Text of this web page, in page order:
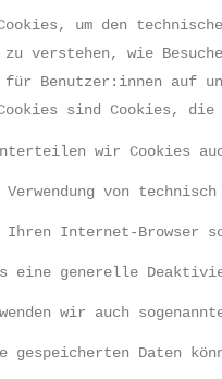
Cookies, um den
verstehen, wie
für Benutzer:innen auf
sind Cookies, die
wir Cookies
Verwendung von
Ihren Internet-
eine generelle
wir auch
gespeicherten Daten